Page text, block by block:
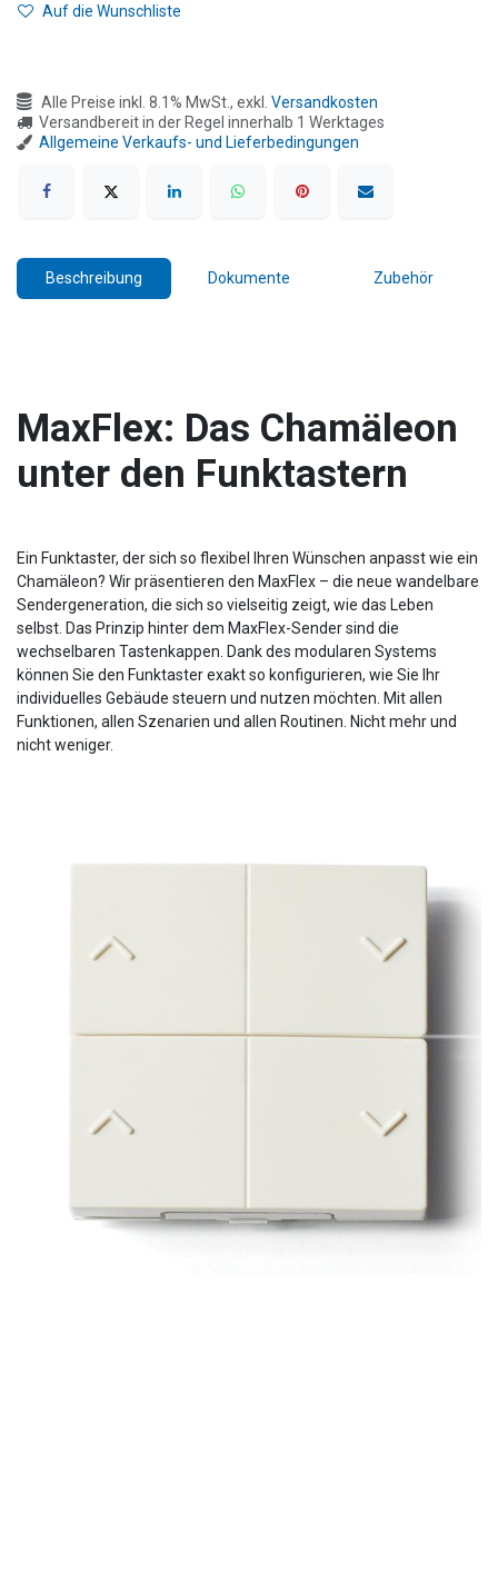
Auf die Wunschliste
Alle Preise inkl. 8.1% MwSt., exkl. Versandkosten
Versandbereit in der Regel innerhalb 1 Werktages
Allgemeine Verkaufs- und Lieferbedingungen
Beschreibung Dokumente Zubehör
MaxFlex: Das Chamäleon
unter den Funktastern
Ein Funktaster, der sich so flexibel Ihren Wünschen anpasst wie ein
Chamäleon? Wir präsentieren den MaxFlex – die neue wandelbare
Sendergeneration, die sich so vielseitig zeigt, wie das Leben
selbst. Das Prinzip hinter dem MaxFlex-Sender sind die
wechselbaren Tastenkappen. Dank des modularen Systems
können Sie den Funktaster exakt so konfigurieren, wie Sie Ihr
individuelles Gebäude steuern und nutzen möchten. Mit allen
Funktionen, allen Szenarien und allen Routinen. Nicht mehr und
nicht weniger.